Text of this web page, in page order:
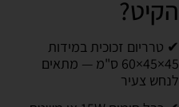
הקיט?
✔ טרריום זכוכית במידות
45×45×60 ס"מ — מתאים
לנחש צעיר